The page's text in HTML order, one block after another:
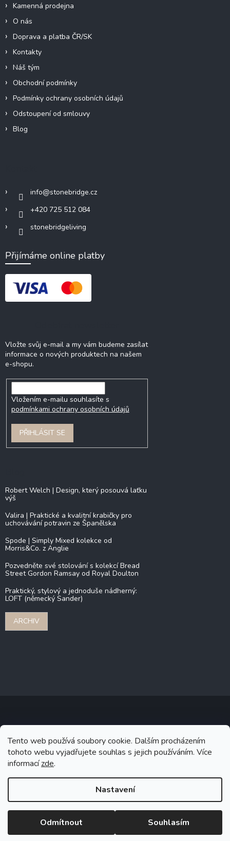
Tento web používá soubory cookie. Dalším procházením
tohoto webu vyjadřujete souhlas s jejich používáním. Více
informacízde.
Nastavení
Odmítnout Souhlasím
Kamenná prodejna
O nás
Doprava a platba ČR/SK
Kontakty
Náš tým
Obchodní podmínky
Podmínky ochrany osobních údajů
Odstoupení od smlouvy
Blog
info@stonebridge.cz
+420 725 512 084
stonebridgeliving
Přijímáme online platby
Vložte svůj e-mail a my vám budeme zasílat
informace o nových produktech na našem
e-shopu.
Vložením e-mailu souhlasíte s
podmínkami ochrany osobních údajů
PŘIHLÁSIT SE
Robert Welch | Design, který posouvá laťku
výš
Valira | Praktické a kvalitní krabičky pro
uchovávání potravin ze Španělska
Spode | Simply Mixed kolekce od
Morris&Co. z Anglie
Pozvedněte své stolování s kolekcí Bread
Street Gordon Ramsay od Royal Doulton
Praktický, stylový a jednoduše nádherný:
LOFT (německý Sander)
ARCHIV
Copyright 2026 Stonebridge . Všechna práva vyhrazena. Upravit
nastavení cookies
Grafický návrh vytvořil a na Shoptet implementoval
Shoptetak.cz.